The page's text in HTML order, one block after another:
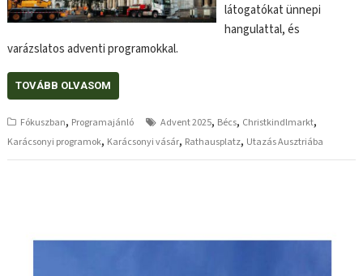
látogatókat ünnepi
hangulattal, és
varázslatos adventi programokkal.
TOVÁBB OLVASOM
Fókuszban, Programajánló Advent 2025, Bécs, Christkindlmarkt,
Karácsonyi programok, Karácsonyi vásár, Rathausplatz, Utazás Ausztriába